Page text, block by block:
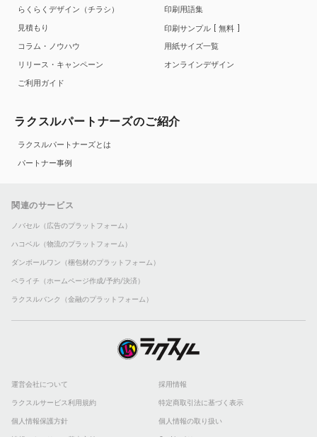
らくらくデザイン（チラシ）
見積もり
コラム・ノウハウ
リリース・キャンペーン
ご利用ガイド
印刷用語集
印刷サンプル
無料
用紙サイズ一覧
オンラインデザイン
ラクスルパートナーズのご紹介
ラクスルパートナーズとは
パートナー事例
関連のサービス
ノバセル（広告のプラットフォーム）
ハコベル（物流のプラットフォーム）
ダンボールワン（梱包材のプラットフォーム）
ペライチ（ホームページ作成/予約/決済）
ラクスルバンク（金融のプラットフォーム）
運営会社について 採用情報
ラクスルサービス利用規約 特定商取引法に基づく表示
個人情報保護方針 個人情報の取り扱い